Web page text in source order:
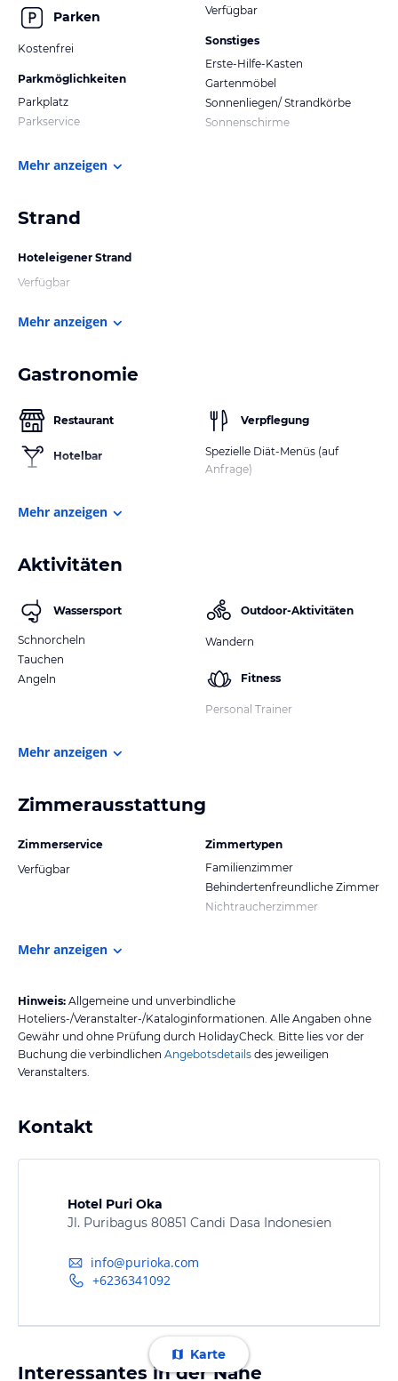
Parken
Kostenfrei
Parkmöglichkeiten
Parkplatz
Parkservice
Verfügbar
Sonstiges
Erste-Hilfe-Kasten
Gartenmöbel
Sonnenliegen/ Strandkörbe
Sonnenschirme
Mehr anzeigen
Strand
Hoteleigener Strand
Verfügbar
Mehr anzeigen
Gastronomie
Restaurant
Hotelbar
Verpflegung
Spezielle Diät-Menüs (auf
Anfrage)
Mehr anzeigen
Aktivitäten
Wassersport
Schnorcheln
Tauchen
Angeln
Outdoor-Aktivitäten
Wandern
Fitness
Personal Trainer
Mehr anzeigen
Zimmerausstattung
Zimmerservice
Verfügbar
Zimmertypen
Familienzimmer
Behindertenfreundliche Zimmer
Nichtraucherzimmer
Mehr anzeigen
Hinweis: Allgemeine und unverbindliche
Hoteliers-/Veranstalter-/Kataloginformationen. Alle Angaben ohne
Gewähr und ohne Prüfung durch HolidayCheck. Bitte lies vor der
Buchung die verbindlichen Angebotsdetails des jeweiligen
Veranstalters.
Kontakt
Hotel Puri Oka
Jl. Puribagus 80851 Candi Dasa Indonesien
info@purioka.com
+6236341092
Karte
Interessantes in der Nähe